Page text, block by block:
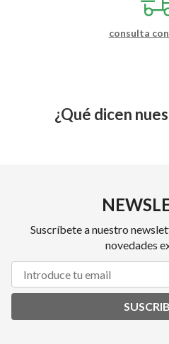
consulta
¿Qué dicen
Suscríbete a nuestro
novedades